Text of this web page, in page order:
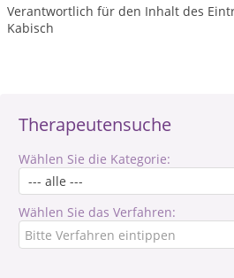
Therapeutensuche
Wählen Sie die Kategorie:
Wählen Sie das Verfahren:
Verantwortlich für den Inhalt des
Kabisch